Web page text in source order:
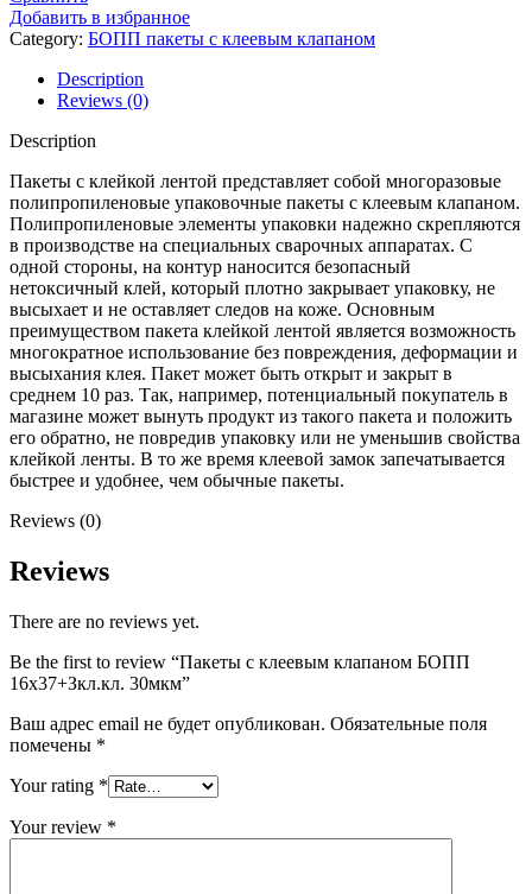
Добавить в избранное
Category: БОПП пакеты с клеевым клапаном
Description
Reviews (0)
Description
Пакеты с клейкой лентой представляет собой многоразовые
полипропиленовые упаковочные пакеты с клеевым клапаном.
Полипропиленовые элементы упаковки надежно скрепляются
в производстве на специальных сварочных аппаратах. С
одной стороны, на контур наносится безопасный
нетоксичный клей, который плотно закрывает упаковку, не
высыхает и не оставляет следов на коже. Основным
преимуществом пакета клейкой лентой является возможность
многократное использование без повреждения, деформации и
высыхания клея. Пакет может быть открыт и закрыт в
среднем 10 раз. Так, например, потенциальный покупатель в
магазине может вынуть продукт из такого пакета и положить
его обратно, не повредив упаковку или не уменьшив свойства
клейкой ленты. В то же время клеевой замок запечатывается
быстрее и удобнее, чем обычные пакеты.
Reviews (0)
Reviews
There are no reviews yet.
Be the first to review “Пакеты с клеевым клапаном БОПП
16х37+Зкл.кл. 30мкм”
Ваш адрес email не будет опубликован. Обязательные поля
помечены *
Your rating *
Your review *